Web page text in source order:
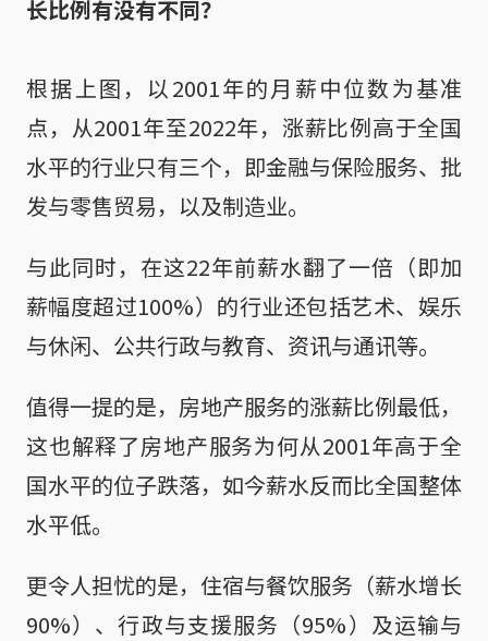
长比例有没有不同？
根据上图，以2001年的月薪中位数为基准
点，从2001年至2022年，涨薪比例高于全国
水平的行业只有三个，即金融与保险服务、批
发与零售贸易，以及制造业。
与此同时，在这22年前薪水翻了一倍（即加
薪幅度超过100%）的行业还包括艺术、娱乐
与休闲、公共行政与教育、资讯与通讯等。
值得一提的是，房地产服务的涨薪比例最低，
这也解释了房地产服务为何从2001年高于全
国水平的位子跌落，如今薪水反而比全国整体
水平低。
更令人担忧的是，住宿与餐饮服务（薪水增长
90%）、行政与支援服务（95%）及运输与